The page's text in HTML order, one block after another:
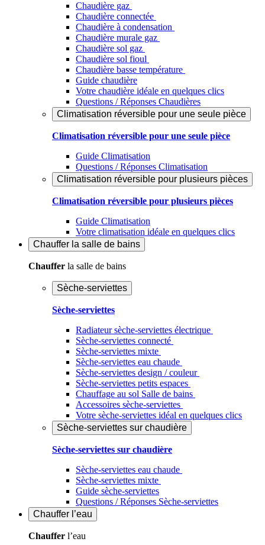
Chaudière gaz
Chaudière connectée
Chaudière à condensation
Chaudière murale gaz
Chaudière sol gaz
Chaudière sol fioul
Chaudière basse température
Guide chaudière
Votre chaudière idéale en quelques clics
Questions / Réponses Chaudières
Climatisation réversible pour une seule pièce
Climatisation réversible pour une seule pièce
Guide Climatisation
Questions / Réponses Climatisation
Climatisation réversible pour plusieurs pièces
Climatisation réversible pour plusieurs pièces
Guide Climatisation
Votre climatisation idéale en quelques clics
Chauffer la salle de bains
Chauffer la salle de bains
Sèche-serviettes
Sèche-serviettes
Radiateur sèche-serviettes électrique
Sèche-serviettes connecté
Sèche-serviettes mixte
Sèche-serviettes eau chaude
Sèche-serviettes design / couleur
Sèche-serviettes petits espaces
Chauffage au sol Salle de bains
Accessoires sèche-serviettes
Votre sèche-serviettes idéal en quelques clics
Sèche-serviettes sur chaudière
Sèche-serviettes sur chaudière
Sèche-serviettes eau chaude
Sèche-serviettes mixte
Guide sèche-serviettes
Questions / Réponses Sèche-serviettes
Chauffer l’eau
Chauffer l’eau